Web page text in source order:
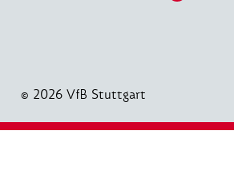
© 2026 VfB Stuttgart